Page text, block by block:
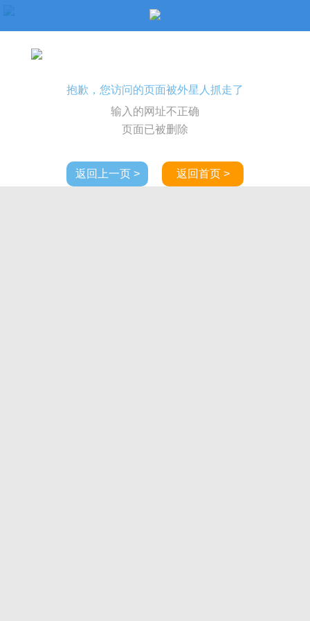
抱歉，您访问的页面被外星人抓走了
输入的网址不正确
页面已被删除
返回上一页 > 返回首页 >